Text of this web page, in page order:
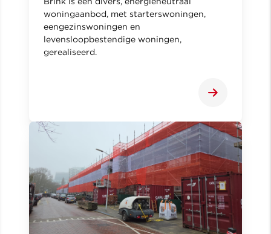
woningaanbod, met starterswoningen,
eengezinswoningen en
levensloopbestendige woningen,
gerealiseerd.